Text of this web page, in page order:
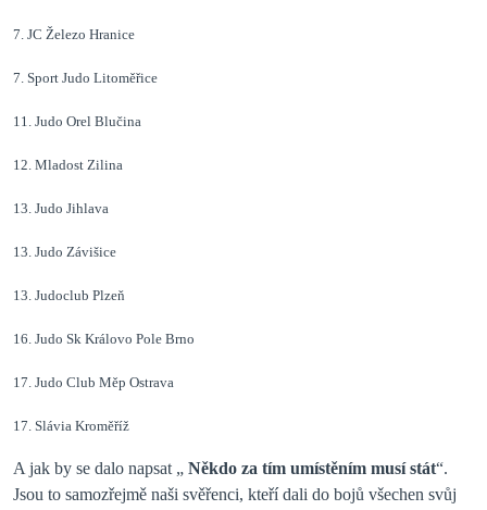
7. JC Železo Hranice
7. Sport Judo Litoměřice
11. Judo Orel Blučina
12. Mladost Zilina
13. Judo Jihlava
13. Judo Závišice
13. Judoclub Plzeň
16. Judo Sk Královo Pole Brno
17. Judo Club Měp Ostrava
17. Slávia Kroměříž
A jak by se dalo napsat „ Někdo za tím umístěním musí stát“.
Jsou to samozřejmě naši svěřenci, kteří dali do bojů všechen svůj